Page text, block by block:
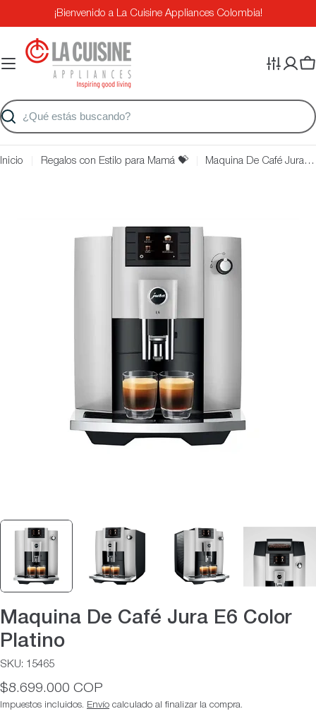
al
contenido
¡Bienvenido a La Cuisine Appliances Colombia!
Buscar
Inicio Regalos con Estilo para Mamá 💝 Maquina De Café Jura E6 Color Platino
Maquina De Café Jura E6 Color
Platino
SKU: 15465
Precio
habitual
$8.699.000 COP
Impuestos incluidos. Envío calculado al finalizar la compra.